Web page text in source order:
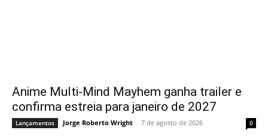
Anime Multi-Mind Mayhem ganha trailer e
confirma estreia para janeiro de 2027
Lançamentos Jorge Roberto Wright - 7 de agosto de 2026 0